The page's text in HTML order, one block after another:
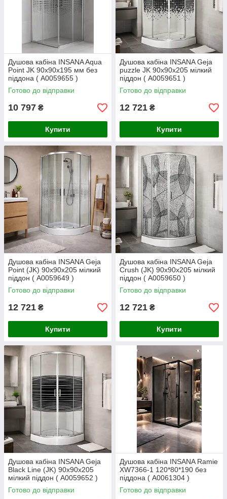
Душова кабіна INSANA Aqua
Point JK 90х90х195 мм без
піддона ( А0059655 )
Готово до відправки
10 797 ₴
Купити
Душова кабіна INSANA Geja
puzzle JK 90х90х205 мілкий
піддон ( А0059651 )
Готово до відправки
12 721 ₴
Купити
Душова кабіна INSANA Geja
Point (JK) 90х90х205 мілкий
піддон ( А0059649 )
Готово до відправки
12 721 ₴
Купити
Душова кабіна INSANA Geja
Crush (JK) 90х90х205 мілкий
піддон ( А0059650 )
Готово до відправки
12 721 ₴
Купити
Душова кабіна INSANA Geja
Black Line (JK) 90х90х205
мілкий піддон ( А0059652 )
Готово до відправки
Душова кабіна INSANA Ramie
XW7366-1 120*80*190 без
піддона ( А0061304 )
Готово до відправки